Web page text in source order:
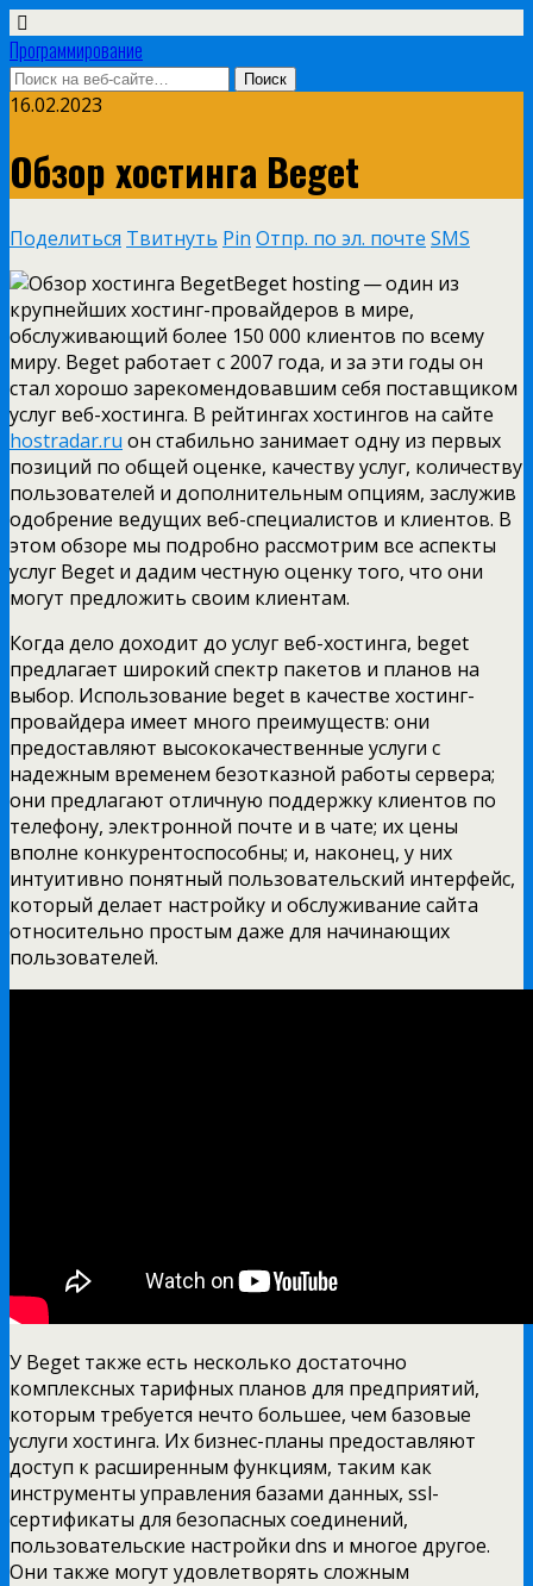
Программирование
16.02.2023
Обзор хостинга Beget
Поделиться Твитнуть Pin Отпр. по эл. почте SMS
Beget hosting — один из
крупнейших хостинг-провайдеров в мире,
обслуживающий более 150 000 клиентов по всему
миру. Beget работает с 2007 года, и за эти годы он
стал хорошо зарекомендовавшим себя поставщиком
услуг веб-хостинга. В рейтингах хостингов на сайте
hostradar.ru он стабильно занимает одну из первых
позиций по общей оценке, качеству услуг, количеству
пользователей и дополнительным опциям, заслужив
одобрение ведущих веб-специалистов и клиентов. В
этом обзоре мы подробно рассмотрим все аспекты
услуг Beget и дадим честную оценку того, что они
могут предложить своим клиентам.
Когда дело доходит до услуг веб-хостинга, beget
предлагает широкий спектр пакетов и планов на
выбор. Использование beget в качестве хостинг-
провайдера имеет много преимуществ: они
предоставляют высококачественные услуги с
надежным временем безотказной работы сервера;
они предлагают отличную поддержку клиентов по
телефону, электронной почте и в чате; их цены
вполне конкурентоспособны; и, наконец, у них
интуитивно понятный пользовательский интерфейс,
который делает настройку и обслуживание сайта
относительно простым даже для начинающих
пользователей.
У Beget также есть несколько достаточно
комплексных тарифных планов для предприятий,
которым требуется нечто большее, чем базовые
услуги хостинга. Их бизнес-планы предоставляют
доступ к расширенным функциям, таким как
инструменты управления базами данных, ssl-
сертификаты для безопасных соединений,
пользовательские настройки dns и многое другое.
Они также могут удовлетворять сложным